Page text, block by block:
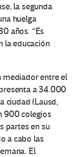
la segunda
huelga
años. “Es
la educación
mediador entre el
a 34.000
ciudad (Lausd,
900 colegios
partes en su
a cabo las
El